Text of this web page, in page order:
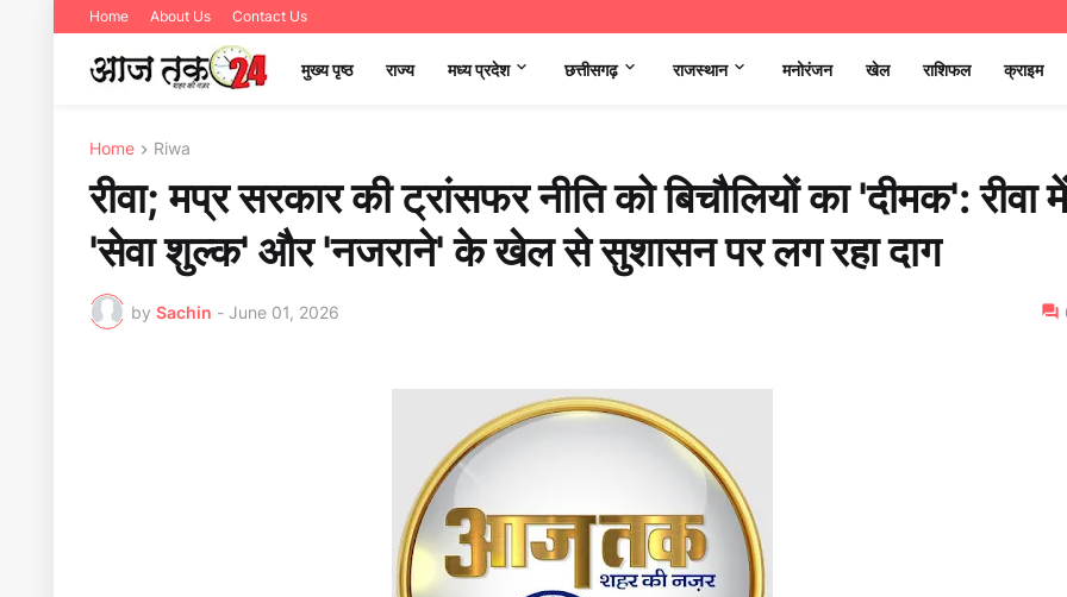
Home About Us Contact Us
मुख्य पृष्ठ राज्य मध्‍य प्रदेश छत्तीसगढ़ राजस्थान मनोरंजन खेल राशिफल क्राइम
Home Riwa
रीवा; मप्र सरकार की ट्रांसफर नीति को बिचौलियों का 'दीमक': रीवा में
'सेवा शुल्क' और 'नजराने' के खेल से सुशासन पर लग रहा दाग
by Sachin - June 01, 2026